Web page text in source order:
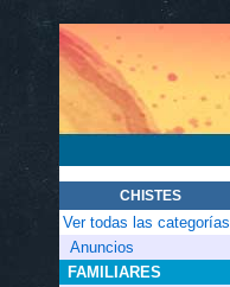
CHISTES
Ver todas las categorías
Anuncios
FAMILIARES